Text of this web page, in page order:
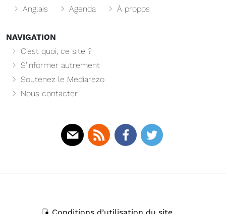
Anglais
Agenda À propos
NAVIGATION
C’est quoi, ce site ?
S’informer autrement
Soutenez le Mediarezo
Nous contacter
Conditions d’utilisation du site